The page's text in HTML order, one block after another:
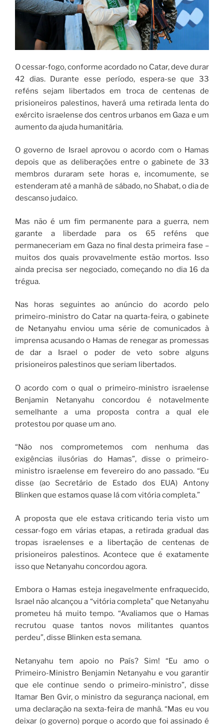
O cessar-fogo, conforme acordado no Catar, deve durar
42 dias. Durante esse período, espera-se que 33
reféns sejam libertados em troca de centenas de
prisioneiros palestinos, haverá uma retirada lenta do
exército israelense dos centros urbanos em Gaza e um
aumento da ajuda humanitária.
O governo de Israel aprovou o acordo com o Hamas
depois que as deliberações entre o gabinete de 33
membros duraram sete horas e, incomumente, se
estenderam até a manhã de sábado, no Shabat, o dia de
descanso judaico.
Mas não é um fim permanente para a guerra, nem
garante a liberdade para os 65 reféns que
permaneceriam em Gaza no final desta primeira fase –
muitos dos quais provavelmente estão mortos. Isso
ainda precisa ser negociado, começando no dia 16 da
trégua.
Nas horas seguintes ao anúncio do acordo pelo
primeiro-ministro do Catar na quarta-feira, o gabinete
de Netanyahu enviou uma série de comunicados à
imprensa acusando o Hamas de renegar as promessas
de dar a Israel o poder de veto sobre alguns
prisioneiros palestinos que seriam libertados.
O acordo com o qual o primeiro-ministro israelense
Benjamin Netanyahu concordou é notavelmente
semelhante a uma proposta contra a qual ele
protestou por quase um ano.
“Não nos comprometemos com nenhuma das
exigências ilusórias do Hamas”, disse o primeiro-
ministro israelense em fevereiro do ano passado. “Eu
disse (ao Secretário de Estado dos EUA) Antony
Blinken que estamos quase lá com vitória completa.”
A proposta que ele estava criticando teria visto um
cessar-fogo em várias etapas, a retirada gradual das
tropas israelenses e a libertação de centenas de
prisioneiros palestinos. Acontece que é exatamente
isso que Netanyahu concordou agora.
Embora o Hamas esteja inegavelmente enfraquecido,
Israel não alcançou a “vitória completa” que Netanyahu
prometeu há muito tempo. “Avaliamos que o Hamas
recrutou quase tantos novos militantes quantos
perdeu”, disse Blinken esta semana.
Netanyahu tem apoio no País? Sim! “Eu amo o
Primeiro-Ministro Benjamin Netanyahu e vou garantir
que ele continue sendo o primeiro-ministro”, disse
Itamar Ben Gvir, o ministro da segurança nacional, em
uma declaração na sexta-feira de manhã. “Mas eu vou
deixar (o governo) porque o acordo que foi assinado é